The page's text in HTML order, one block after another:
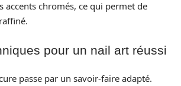
accents chromés, ce qui permet de
pour un nail art réussi
passe par un savoir-faire adapté.